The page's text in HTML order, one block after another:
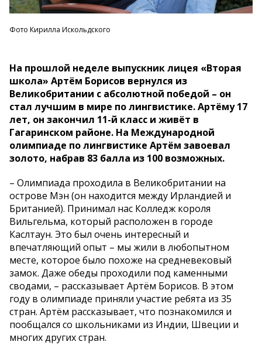
Фото Кирилла Искольдского
На прошлой неделе выпускник лицея «Вторая
школа» Артём Борисов вернулся из
Великобритании с абсолютной победой – он
стал лучшим в мире по лингвистике. Артёму 17
лет, он закончил 11-й класс и живёт в
Гагаринском районе. На Международной
олимпиаде по лингвистике Артём завоевал
золото, набрав 83 балла из 100 возможных.
– Олимпиада проходила в Великобритании на
острове Мэн (он находится между Ирландией и
Британией). Принимал нас Колледж короля
Вильгельма, который расположен в городе
Каслтаун. Это был очень интересный и
впечатляющий опыт – мы жили в любопытном
месте, которое было похоже на средневековый
замок. Даже обеды проходили под каменными
сводами, – рассказывает Артём Борисов. В этом
году в олимпиаде приняли участие ребята из 35
стран. Артём рассказывает, что познакомился и
пообщался со школьниками из Индии, Швеции и
многих других стран.